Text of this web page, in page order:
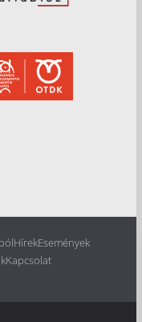
HírekEsemények
Kapcsolat